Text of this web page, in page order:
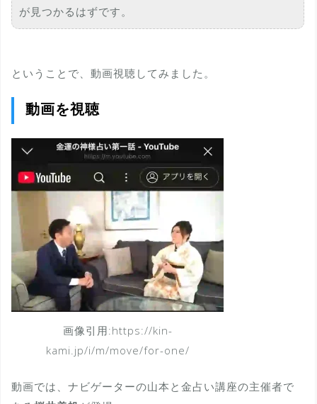
が見つかるはずです。
ということで、動画視聴してみました。
動画を視聴
画像引用:https://kin-
kami.jp/i/m/move/for-one/
動画では、ナビゲーターの山本と金占い講座の主催者で